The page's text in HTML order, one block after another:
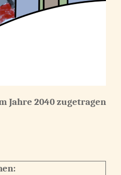
Jahre 2040 zugetragen